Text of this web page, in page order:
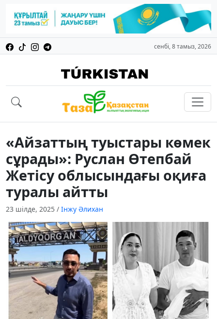
сенбі, 8 тамыз, 2026
«Айзаттың туыстары көмек
сұрады»: Руслан Өтепбай
Жетісу облысындағы оқиға
туралы айтты
23 шілде, 2025 / Інжу Әлихан